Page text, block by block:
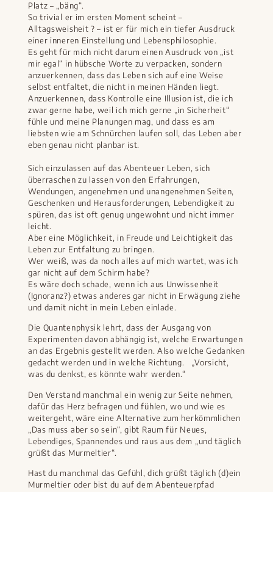
Platz – „bäng“.
So trivial er im ersten Moment scheint –
Alltagsweisheit ? – ist er für mich ein tiefer Ausdruck
einer inneren Einstellung und Lebensphilosophie.
Es geht für mich nicht darum einen Ausdruck von „ist
mir egal“ in hübsche Worte zu verpacken, sondern
anzuerkennen, dass das Leben sich auf eine Weise
selbst entfaltet, die nicht in meinen Händen liegt.
Anzuerkennen, dass Kontrolle eine Illusion ist, die ich
zwar gerne habe, weil ich mich gerne „in Sicherheit“
fühle und meine Planungen mag, und dass es am
liebsten wie am Schnürchen laufen soll, das Leben aber
eben genau nicht planbar ist.
Sich einzulassen auf das Abenteuer Leben, sich
überraschen zu lassen von den Erfahrungen,
Wendungen, angenehmen und unangenehmen Seiten,
Geschenken und Herausforderungen, Lebendigkeit zu
spüren, das ist oft genug ungewohnt und nicht immer
leicht.
Aber eine Möglichkeit, in Freude und Leichtigkeit das
Leben zur Entfaltung zu bringen.
Wer weiß, was da noch alles auf mich wartet, was ich
gar nicht auf dem Schirm habe?
Es wäre doch schade, wenn ich aus Unwissenheit
(Ignoranz?) etwas anderes gar nicht in Erwägung ziehe
und damit nicht in mein Leben einlade.
Die Quantenphysik lehrt, dass der Ausgang von
Experimenten davon abhängig ist, welche Erwartungen
an das Ergebnis gestellt werden. Also welche Gedanken
gedacht werden und in welche Richtung. „Vorsicht,
was du denkst, es könnte wahr werden.“
Den Verstand manchmal ein wenig zur Seite nehmen,
dafür das Herz befragen und fühlen, wo und wie es
weitergeht, wäre eine Alternative zum herkömmlichen
„Das muss aber so sein“, gibt Raum für Neues,
Lebendiges, Spannendes und raus aus dem „und täglich
grüßt das Murmeltier“.
Hast du manchmal das Gefühl, dich grüßt täglich (d)ein
Murmeltier oder bist du auf dem Abenteuerpfad